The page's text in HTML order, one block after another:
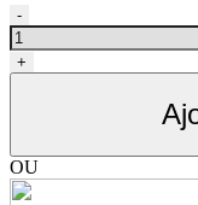
quantité
de
Wahl
batterie
-
+
OU